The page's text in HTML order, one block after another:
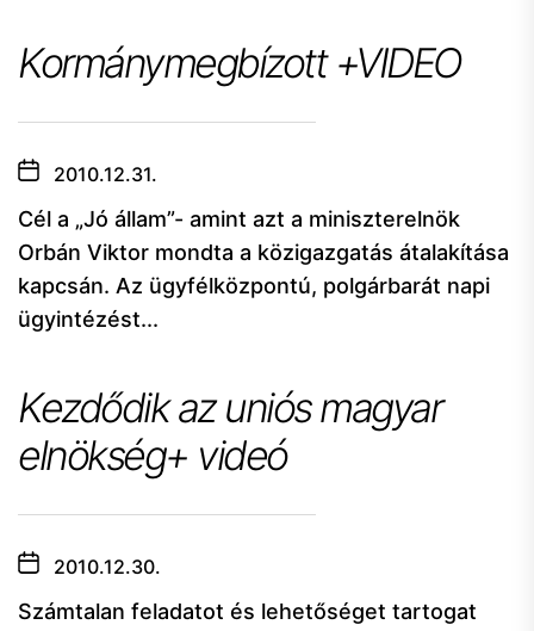
Kormánymegbízott +VIDEO
2010.12.31.
Cél a „Jó állam”- amint azt a miniszterelnök
Orbán Viktor mondta a közigazgatás átalakítása
kapcsán. Az ügyfélközpontú, polgárbarát napi
ügyintézést...
Kezdődik az uniós magyar
elnökség+ videó
2010.12.30.
Számtalan feladatot és lehetőséget tartogat